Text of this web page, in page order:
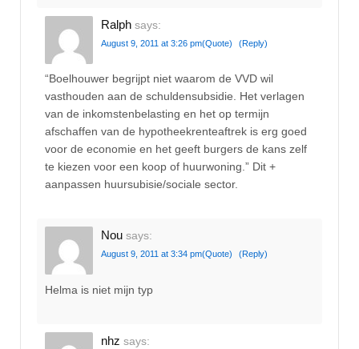
Ralph says:
August 9, 2011 at 3:26 pm(Quote) (Reply)
“Boelhouwer begrijpt niet waarom de VVD wil
vasthouden aan de schuldensubsidie. Het verlagen
van de inkomstenbelasting en het op termijn
afschaffen van de hypotheekrenteaftrek is erg goed
voor de economie en het geeft burgers de kans zelf
te kiezen voor een koop of huurwoning.” Dit +
aanpassen huursubisie/sociale sector.
Nou says:
August 9, 2011 at 3:34 pm(Quote) (Reply)
Helma is niet mijn typ
nhz says: